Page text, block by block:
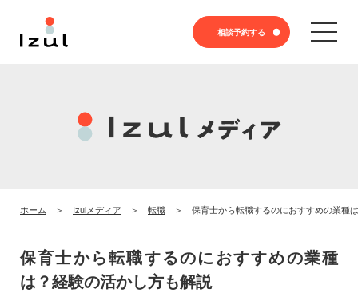
相談予約する
ホーム Izulメディア 転職 保育士から転職するのにおすすめの業種
保育士から転職するのにおすすめの業種
は？経験の活かし方も解説